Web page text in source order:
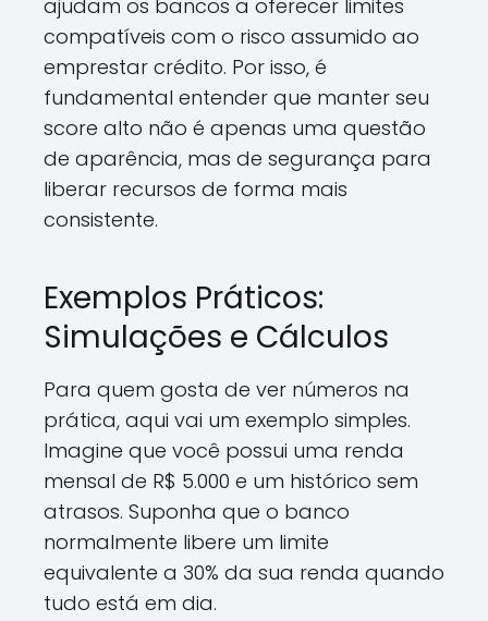
ajudam os bancos a oferecer limites
compatíveis com o risco assumido ao
emprestar crédito. Por isso, é
fundamental entender que manter seu
score alto não é apenas uma questão
de aparência, mas de segurança para
liberar recursos de forma mais
consistente.
Exemplos Práticos:
Simulações e Cálculos
Para quem gosta de ver números na
prática, aqui vai um exemplo simples.
Imagine que você possui uma renda
mensal de R$ 5.000 e um histórico sem
atrasos. Suponha que o banco
normalmente libere um limite
equivalente a 30% da sua renda quando
tudo está em dia.